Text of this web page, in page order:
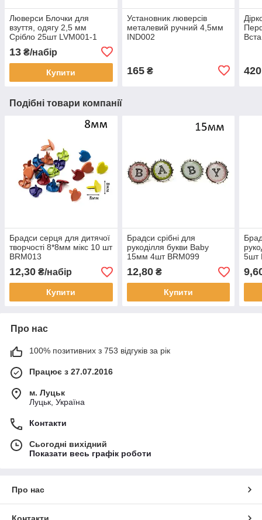
Люверси Блочки для
взуття, одягу 2,5 мм
Срібло 25шт LVM001-1
13 ₴/набір
Купити
Установник люверсів
металевий ручний 4,5мм
IND002
165₴ 420
Подібні товари компанії
Брадси серця для дитячої
творчості 8*8мм мікс 10 шт
BRM013
12,30 ₴/набір
Купити
Брадси срібні для
рукоділля букви Baby
15мм 4шт BRM099
12,80₴
Купити
5шт
Про нас
100% позитивних з 753 відгуків за рік
Працює з 27.07.2016
м. Луцьк
Луцьк, Україна
Контакти
Сьогодні вихідний
Показати весь графік роботи
Про нас